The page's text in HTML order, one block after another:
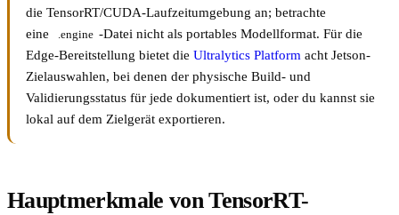
die TensorRT/CUDA-Laufzeitumgebung an; betrachte
eine
.engine -Datei nicht als portables Modellformat. Für die
Edge-Bereitstellung bietet die Ultralytics Platform acht Jetson-
Zielauswahlen, bei denen der physische Build- und
Validierungsstatus für jede dokumentiert ist, oder du kannst sie
lokal auf dem Zielgerät exportieren.
Hauptmerkmale von TensorRT-